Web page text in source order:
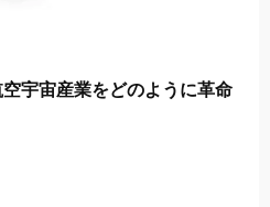
宇宙産業をどのように革命